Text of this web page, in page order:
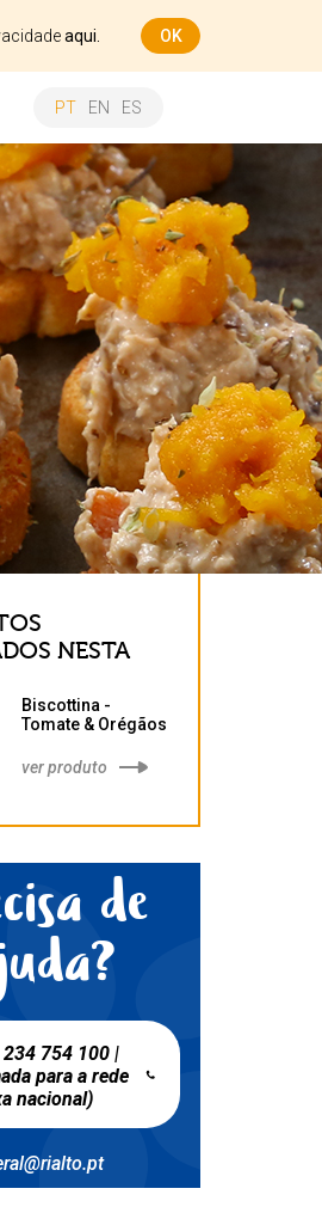
aqui. OK
PT EN ES
NESTA
Biscottina -
Tomate & Orégãos
ver produto
de
754 100 |
para a rede
nacional)